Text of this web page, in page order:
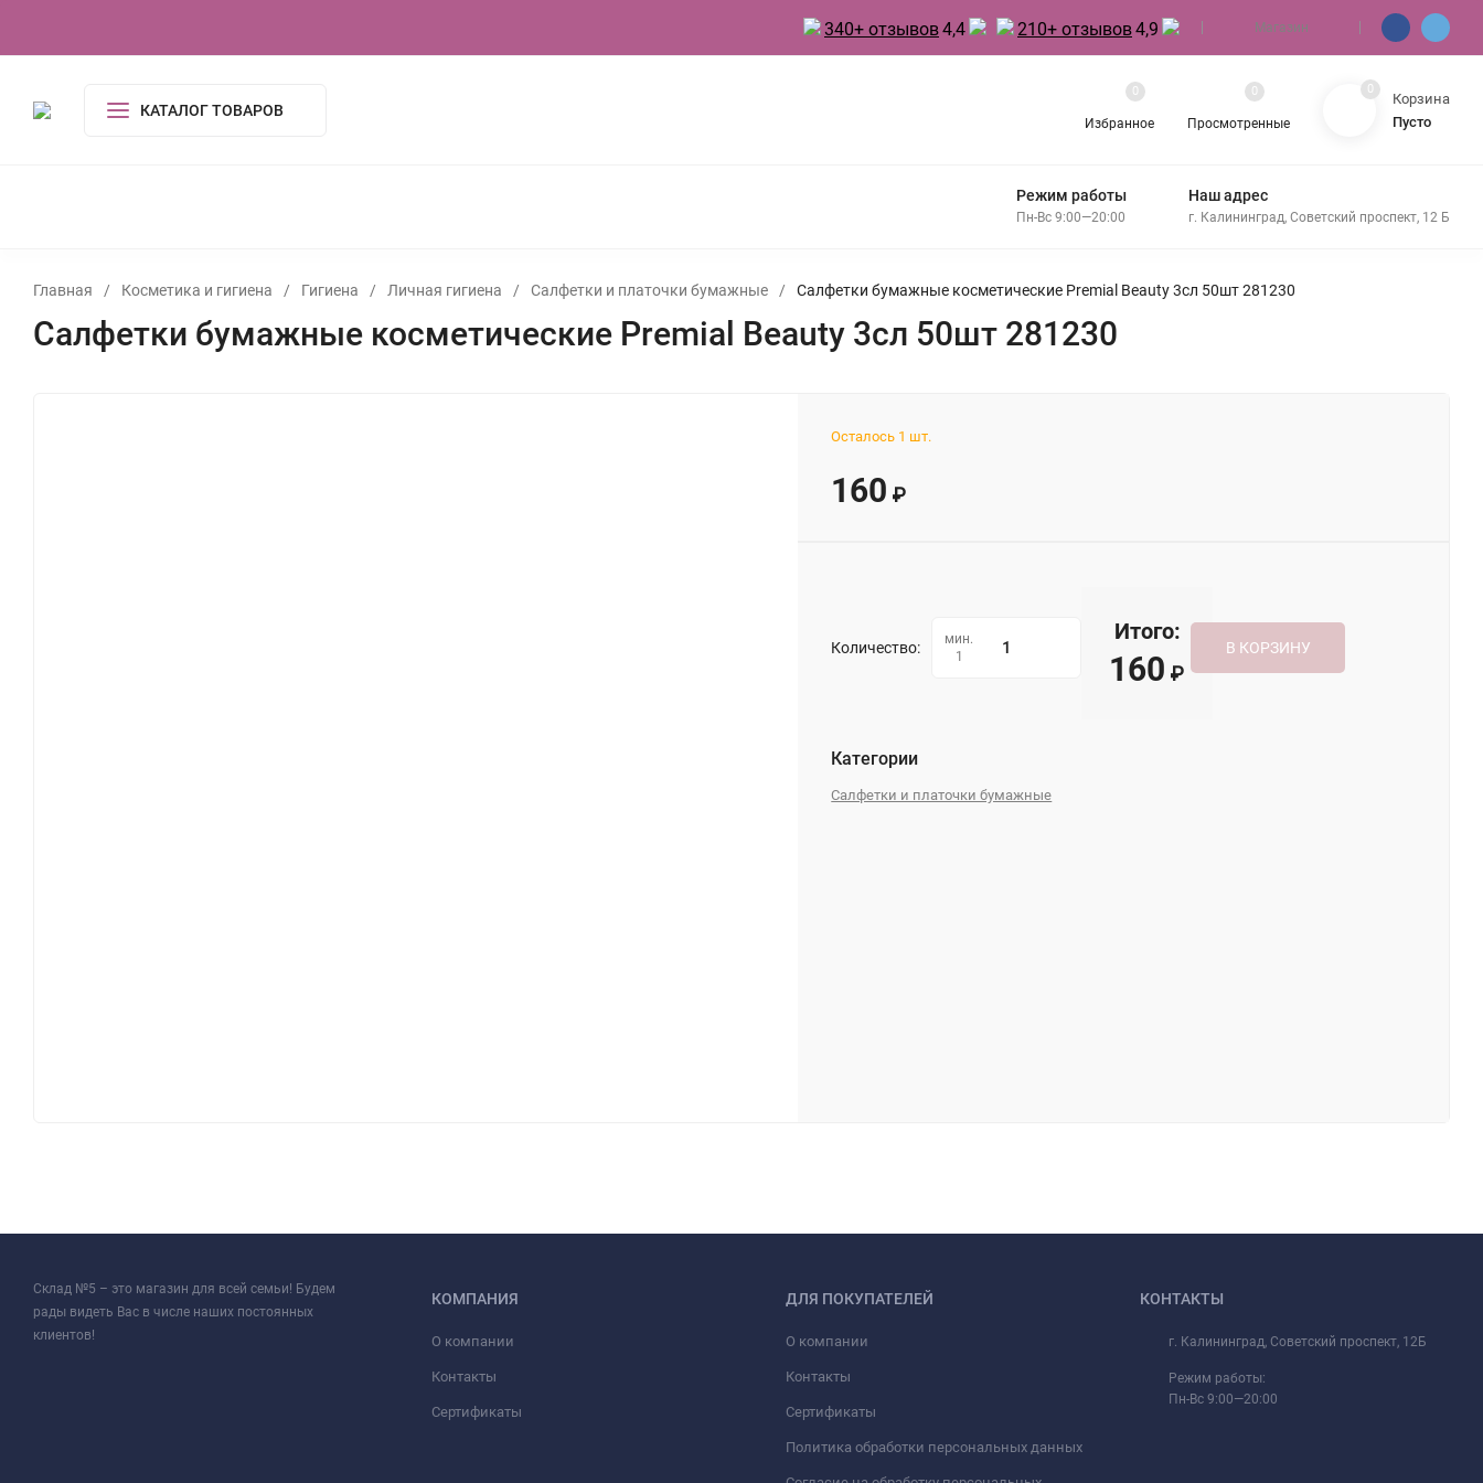
340+ отзывов4,4 210+ отзывов4,9 Магазин
КАТАЛОГ ТОВАРОВ
Избранное
0
Просмотренные
0 0
Корзина
Пусто
Режим работы
Пн-Вс 9:00—20:00
Наш адрес
г. Калининград, Советский проспект, 12 Б
Главная / Косметика и гигиена / Гигиена / Личная гигиена / Салфетки и платочки бумажные / Салфетки бумажные косметические Premial Beauty 3сл 50шт 281230
Салфетки бумажные косметические Premial Beauty 3сл 50шт 281230
Осталось 1 шт.
160 ₽
Количество:
мин.
1
Итого:
160 ₽
В КОРЗИНУ
Категории
Салфетки и платочки бумажные
Склад №5 – это магазин для всей семьи! Будем
рады видеть Вас в числе наших постоянных
клиентов!
КОМПАНИЯ
О компании
Контакты
Сертификаты
ДЛЯ ПОКУПАТЕЛЕЙ
О компании
Контакты
Сертификаты
Политика обработки персональных данных
КОНТАКТЫ
г. Калининград, Советский проспект, 12Б
Режим работы:
Пн-Вс 9:00—20:00